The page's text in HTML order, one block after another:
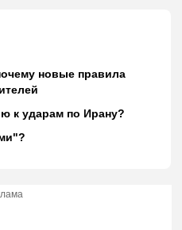
новые правила
к ударам по Ирану?